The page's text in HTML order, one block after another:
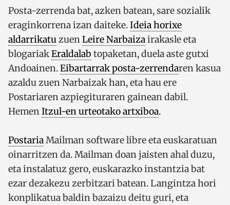
Posta-zerrenda bat, azken batean, sare sozialik
eraginkorrena izan daiteke.Ideia horixe
aldarrikatuzuenLeire Narbaizairakasle eta
blogariakEraldalab topaketan, duela aste gutxi
Andoainen.Eibartarrak posta-zerrendaren kasua
azaldu zuen Narbaizak han, eta hau ere
Postariaren azpiegituraren gainean dabil.
HemenItzul-en urteotako artxiboa.
PostariaMailman software libre eta euskaratuan
oinarritzen da. Mailman doan jaisten ahal duzu,
eta instalatuz gero, euskarazko instantzia bat
ezar dezakezu zerbitzari batean. Langintza hori
konplikatua baldin bazaizu deitu guri, eta